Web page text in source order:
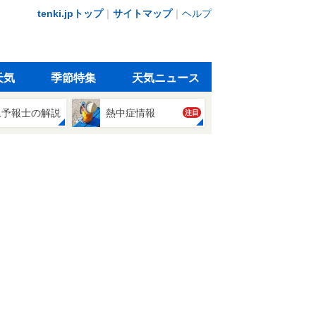
tenki.jpトップ｜ サイトマップ｜ ヘルプ
気 季節特集 天気ニュース
報士の解説 熱中症情報 注目